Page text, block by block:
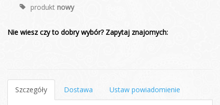
produkt nowy
Nie wiesz czy to dobry wybór? Zapytaj znajomych:
Szczegóły Dostawa Ustaw powiadomienie